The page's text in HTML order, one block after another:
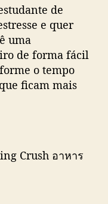
j
s
t
á
d
n
de
e quer
uma
de forma fácil
o tempo
ficam mais
Crush อาหาร